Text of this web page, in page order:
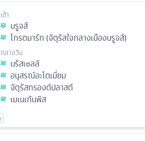
เช้า
บรูจส์
โกรตมาร์ก (จัตุรัสใจกลางเมืองบรูจส์)
กลางวัน
บรัสเซลล์
อนุสรณ์อะโตเมี่ยม
จัตุรัสกรองด์ปลาสต์
เมเนเก้นพีส